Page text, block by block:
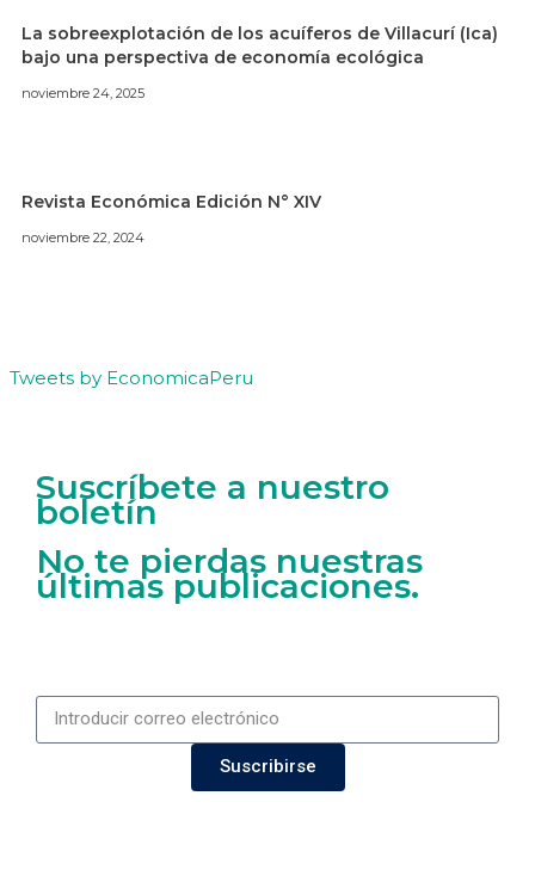
La sobreexplotación de los acuíferos de Villacurí (Ica)
bajo una perspectiva de economía ecológica
noviembre 24, 2025
Revista Económica Edición N° XIV
noviembre 22, 2024
Tweets by EconomicaPeru
Suscríbete a nuestro
boletín
No te pierdas nuestras
últimas publicaciones.
Suscribirse